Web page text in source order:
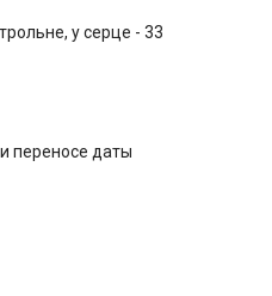
у серце - 33
переносе даты